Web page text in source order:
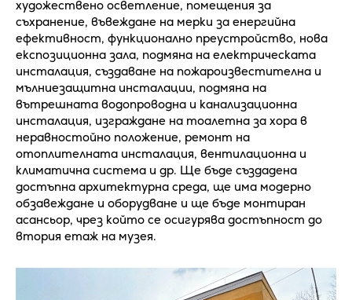
художествено осветление, помещения за
съхранение, въвеждане на мерки за енергийна
ефективност, функционално преустройство, нова
експозиционна зала, подмяна на електрическата
инсталация, създаване на пожароизвестителна и
мълниезащитна инсталации, подмяна на
вътрешната водопроводна и канализационна
инсталация, изграждане на тоалетна за хора в
неравностойно положение, ремонт на
отоплителната инсталация, вентилационна и
климатична система и др. Ще бъде създадена
достъпна архитектурна среда, ще има модерно
обзавеждане и оборудване и ще бъде монтиран
асансьор, чрез който се осигурява достъпност до
втория етаж на музея.